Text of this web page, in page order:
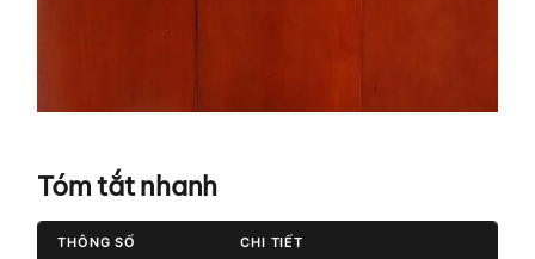
Tóm tắt nhanh
THÔNG SỐ CHI TIẾT